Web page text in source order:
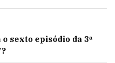
sexto episódio da 3ª